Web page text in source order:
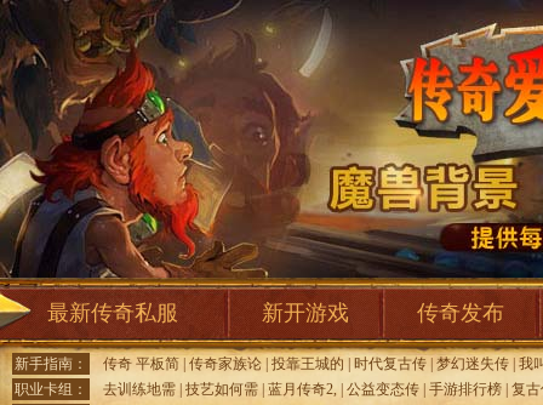
最新传奇私服 新开游戏 传奇发布
新手指南： 传奇 平板简 传奇家族论 投靠王城的 时代复古传 梦幻迷失传 我
职业卡组：
去训练地需 技艺如何需 蓝月传奇2, 公益变态传 手游排行榜 复